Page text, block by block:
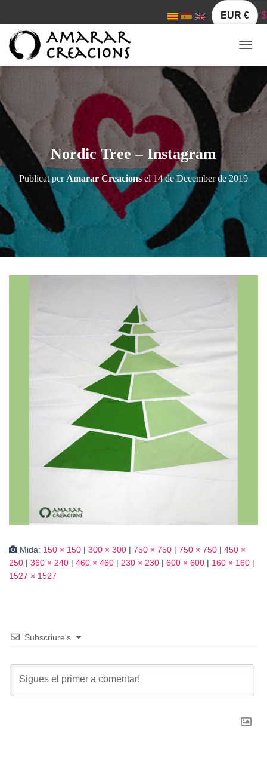
EUR € $
A
A
E
I
Ó
Nordic Tree – Instagram
Publicat per Amarar Creacionsel 14 de December de 2019
Mida: 150 × 150 | 300 × 300 | 750 × 750 | 750 × 750 | 450 ×
250 | 360 × 240 | 460 × 460 | 230 × 230 | 600 × 600 | 160 × 160 |
1527 × 1527
Subscriure's